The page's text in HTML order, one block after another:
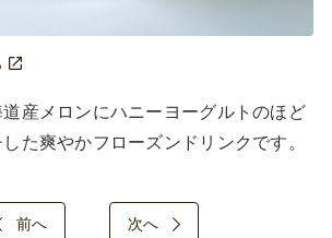
産メロンにハニーヨーグルトのほど
た爽やかフローズンドリンクです。
前へ 次へ